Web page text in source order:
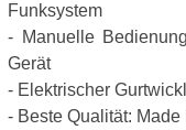
Funksystem
- Manuelle
Gerät
- Elektrischer
- Beste Qualität: Made